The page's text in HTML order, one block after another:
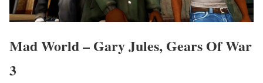
Mad World – Gary Jules, Gears Of War
3